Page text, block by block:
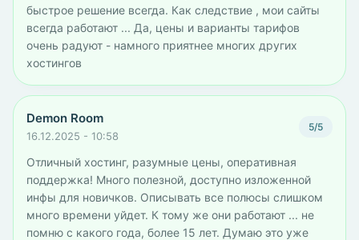
быстрое решение всегда. Как следствие , мои сайты
всегда работают ... Да, цены и варианты тарифов
очень радуют - намного приятнее многих других
хостингов
Demon Room
16.12.2025 - 10:58
5/5
Отличный хостинг, разумные цены, оперативная
поддержка! Много полезной, доступно изложенной
инфы для новичков. Описывать все полюсы слишком
много времени уйдет. К тому же они работают ... не
помню с какого года, более 15 лет. Думаю это уже